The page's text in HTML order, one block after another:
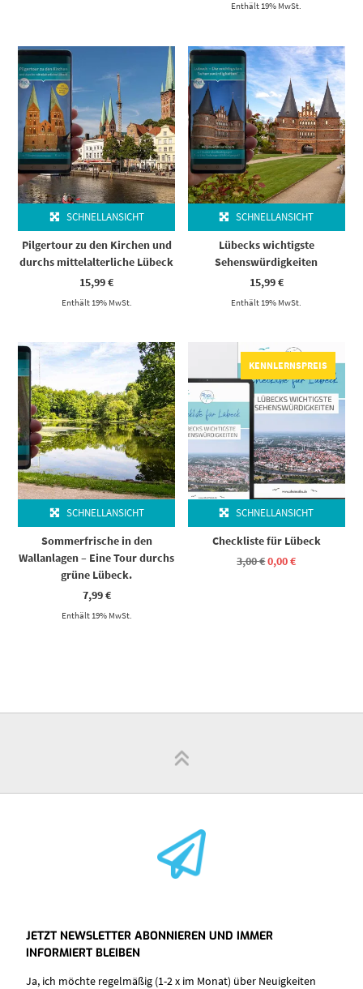
Enthält 19% MwSt.
SCHNELLANSICHT
Pilgertour zu den Kirchen und
durchs mittelalterliche Lübeck
15,99€
Enthält 19% MwSt.
SCHNELLANSICHT
Lübecks wichtigste
Sehenswürdigkeiten
15,99€
Enthält 19% MwSt.
SCHNELLANSICHT
Sommerfrische in den
Wallanlagen – Eine Tour durchs
grüne Lübeck.
7,99€
Enthält 19% MwSt.
KENNLERNSPREIS
SCHNELLANSICHT
Checkliste für Lübeck
3,00€Ursprünglicher
Preis
0,00€Aktueller
JETZT NEWSLETTER ABONNIEREN UND IMMER
INFORMIERT BLEIBEN
Ja, ich möchte regelmäßig (1-2 x im Monat) über Neuigkeiten